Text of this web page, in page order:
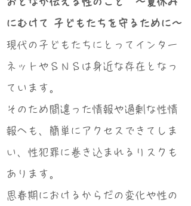
にむけて 子どもたちを守るために～
現代の子どもたちにとってインター
ネットやＳＮＳは身近な存在となっ
ています。
そのため間違った情報や過剰な性情
報へも、簡単にアクセスできてしま
い、性犯罪に巻き込まれるリスクも
あります。
思春期におけるからだの変化や性の